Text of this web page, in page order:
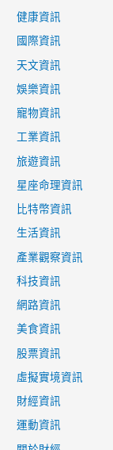
健康資訊
國際資訊
天文資訊
娛樂資訊
寵物資訊
工業資訊
旅遊資訊
星座命理資訊
比特幣資訊
生活資訊
產業觀察資訊
科技資訊
網路資訊
美食資訊
股票資訊
虛擬實境資訊
財經資訊
運動資訊